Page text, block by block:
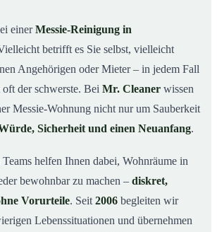
Reinigung
mit Mr. Cleaner in Barsinghausen
in Barsinghausen & Umgebung
Beratung zur Messie-Reinigung in
einerMessie-Reinigung in
betrifft es Sie selbst, vielleicht
Angehörigen oder Mieter – in jedem Fall
der schwerste. Bei Mr. Cleaner wissen
Messie-Wohnung nicht nur um Sauberkeit
Sicherheit und einen Neuanfang.
helfen Ihnen dabei, Wohnräume in
bewohnbar zu machen – diskret,
Vorurteile. Seit 2006 begleiten wir
Lebenssituationen und übernehmen